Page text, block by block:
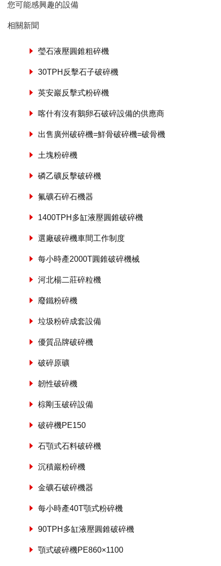
您可能感興趣的設備
相關新聞
瑩石液壓圓錐粗碎機
30TPH反擊石子破碎機
英安巖反擊式粉碎機
喀什有沒有鵝卵石破碎設備的供應商
出售廣州破碎機=鮮骨破碎機=破骨機
土塊粉碎機
磷乙礦反擊破碎機
氟礦石碎石機器
1400TPH多缸液壓圓錐破碎機
選廠破碎機車間工作制度
每小時產2000T圓錐破碎機械
河北楊二莊碎粒機
廢鐵粉碎機
垃圾粉碎成套設備
優質品牌破碎機
破碎原礦
韌性破碎機
棕剛玉破碎設備
破碎機PE150
石顎式石料破碎機
沉積巖粉碎機
金礦石破碎機器
每小時產40T顎式粉碎機
90TPH多缸液壓圓錐破碎機
顎式破碎機PE860×1100